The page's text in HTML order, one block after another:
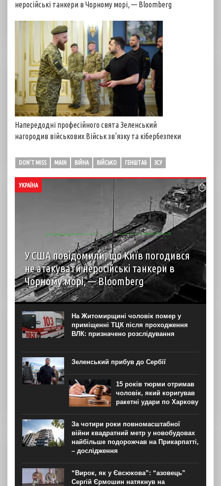
неросійські танкери в Чорному морі, — Bloomberg
Напередодні професійного свята Зеленський
нагородив військових Військ зв’язку та кібербезпеки
DON'T MISS MAIN ВІЙНА ВІЙСЬКО ГЕНШТАБ ЗСУ
УКРАЇНА
У США повідомили, що Київ погодився
не атакувати неросійські танкери в
Чорному морі, — Bloomberg
За словами представника уряду США, Україна
погодилася не завдавати ударів по деяких неросійських
нафтових танкерах та об’єктах інфраструктури Чорного
моря, що мають критичне значення для експорту
казахстанської нафти, після...
На Житомирщині чоловік помер у
приміщенні ТЦК після проходження
ВЛК: призначено розслідування
Зеленський прибув до Сербії
15 років тюрми отримав
чоловік, який коригував
ракетні удари по Харкову
За чотири роки повномасштабної
війни квадратний метр у новобудовах
найбільше подорожчав на Прикарпатті,
– дослідження
“Вирок, як у Євсюкова”: “азовець”
Сергій Єрмошин натякнув на